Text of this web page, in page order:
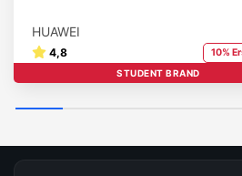
HUAWEI
4,8 10%
STUDENT BRAND